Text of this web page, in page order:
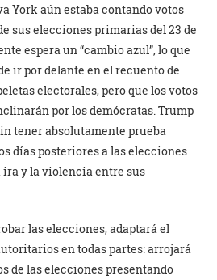
York aún estaba contando votos
sus elecciones primarias del 23 de
espera un “cambio azul”, lo que
ir por delante en el recuento de
electorales, pero que los votos
por los demócratas. Trump
tener absolutamente prueba
días posteriores a las elecciones
y la violencia entre sus
las elecciones, adaptará el
en todas partes: arrojará
de las elecciones presentando